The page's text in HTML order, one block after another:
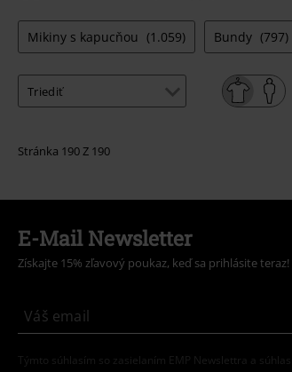
Mikiny s kapucňou (1.059) Bundy (797)
Stránka 190 Z 190
E-Mail Newsletter
Získajte 15% zľavový poukaz, keď sa prihlásite teraz!
Týmto súhlasím so zasielaním EMP Newslettra a